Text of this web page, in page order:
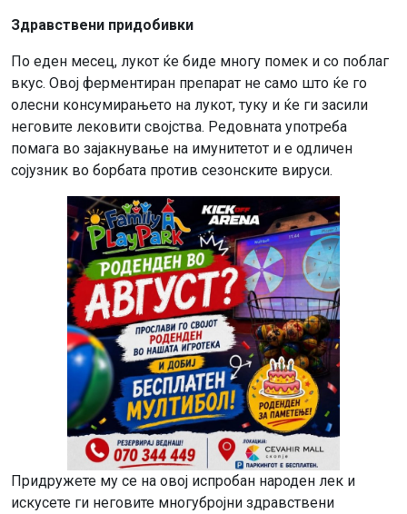
Здравствени придобивки
По еден месец, лукот ќе биде многу помек и со поблаг
вкус. Овој ферментиран препарат не само што ќе го
олесни консумирањето на лукот, туку и ќе ги засили
неговите лековити својства. Редовната употреба
помага во зајакнување на имунитетот и е одличен
сојузник во борбата против сезонските вируси.
Придружете му се на овој испробан народен лек и
искусете ги неговите многубројни здравствени